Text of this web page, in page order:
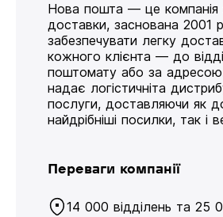
Нова пошта — це компанія
доставки, заснована 2001
забезпечувати легку
кожного клієнта — до
поштомату або за
надає логістичніта
послуги, доставляючи як
найдрібніші посилки, так і
Переваги компанії
14 000 відділень та 25